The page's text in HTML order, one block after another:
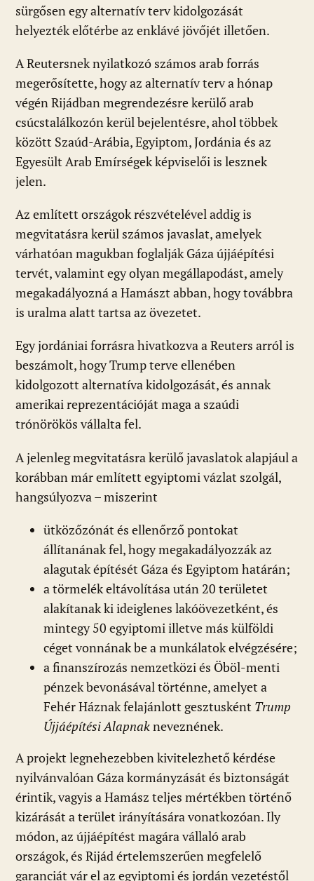
sürgősen egy alternatív terv kidolgozását
helyezték előtérbe az enklávé jövőjét illetően.
A Reutersnek nyilatkozó számos arab forrás
megerősítette, hogy az alternatív terv a hónap
végén Rijádban megrendezésre kerülő arab
csúcstalálkozón kerül bejelentésre, ahol többek
között Szaúd-Arábia, Egyiptom, Jordánia és az
Egyesült Arab Emírségek képviselői is lesznek
jelen.
Az említett országok részvételével addig is
megvitatásra kerül számos javaslat, amelyek
várhatóan magukban foglalják Gáza újjáépítési
tervét, valamint egy olyan megállapodást, amely
megakadályozná a Hamászt abban, hogy továbbra
is uralma alatt tartsa az övezetet.
Egy jordániai forrásra hivatkozva a Reuters arról is
beszámolt, hogy Trump terve ellenében
kidolgozott alternatíva kidolgozását, és annak
amerikai reprezentációját maga a szaúdi
trónörökös vállalta fel.
A jelenleg megvitatásra kerülő javaslatok alapjául a
korábban már említett egyiptomi vázlat szolgál,
hangsúlyozva – miszerint
ütközőzónát és ellenőrző pontokat
állítanának fel, hogy megakadályozzák az
alagutak építését Gáza és Egyiptom határán;
a törmelék eltávolítása után 20 területet
alakítanak ki ideiglenes lakóövezetként, és
mintegy 50 egyiptomi illetve más külföldi
céget vonnának be a munkálatok elvégzésére;
a finanszírozás nemzetközi és Öböl-menti
pénzek bevonásával történne, amelyet a
Fehér Háznak felajánlott gesztusként Trump
Újjáépítési Alapnakneveznének.
A projekt legnehezebben kivitelezhető kérdése
nyilvánvalóan Gáza kormányzását és biztonságát
érintik, vagyis a Hamász teljes mértékben történő
kizárását a terület irányítására vonatkozóan. Ily
módon, az újjáépítést magára vállaló arab
országok, és Rijád értelemszerűen megfelelő
garanciát vár el az egyiptomi és jordán vezetéstől